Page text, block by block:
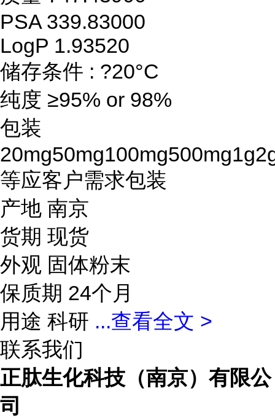
PSA 339.83000
LogP 1.93520
储存条件 : ?20°C
纯度 ≥95% or 98%
包装
等应客户需求包装
产地 南京
货期 现货
外观 固体粉末
保质期 24个月
用途 科研 ...查看全文 >
联系我们
正肽生化科技（南京）有限公
司